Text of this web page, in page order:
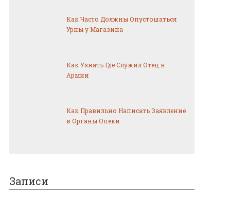
Как Часто Должны Опустошаться
Урны у Магазина
Как Узнать Где Служил Отец в
Армии
Как Правильно Написать Заявление
в Органы Опеки
Записи